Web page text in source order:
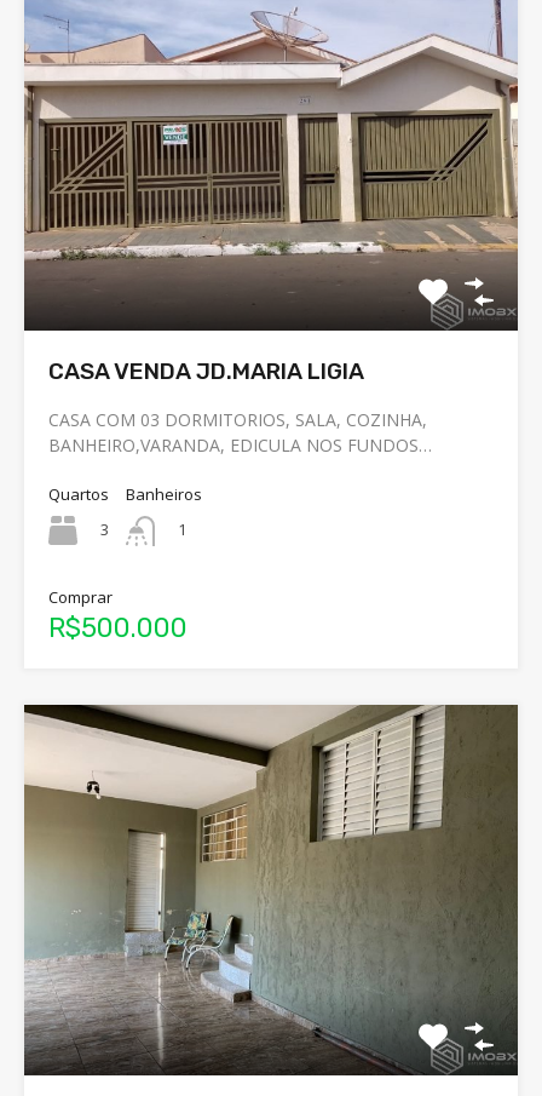
CASA VENDA JD.MARIA LIGIA
CASA COM 03 DORMITORIOS, SALA, COZINHA,
BANHEIRO,VARANDA, EDICULA NOS FUNDOS…
Quartos
3
Banheiros
1
Comprar
R$500.000